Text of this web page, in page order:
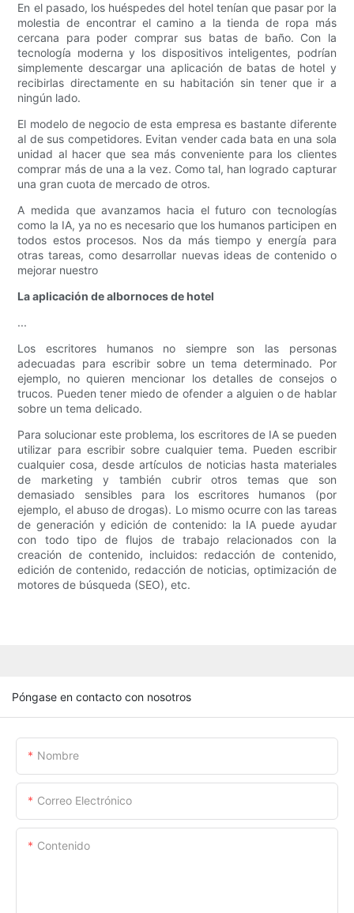
En el pasado, los huéspedes del hotel tenían que pasar por la
molestia de encontrar el camino a la tienda de ropa más
cercana para poder comprar sus batas de baño. Con la
tecnología moderna y los dispositivos inteligentes, podrían
simplemente descargar una aplicación de batas de hotel y
recibirlas directamente en su habitación sin tener que ir a
ningún lado.
El modelo de negocio de esta empresa es bastante diferente
al de sus competidores. Evitan vender cada bata en una sola
unidad al hacer que sea más conveniente para los clientes
comprar más de una a la vez. Como tal, han logrado capturar
una gran cuota de mercado de otros.
A medida que avanzamos hacia el futuro con tecnologías
como la IA, ya no es necesario que los humanos participen en
todos estos procesos. Nos da más tiempo y energía para
otras tareas, como desarrollar nuevas ideas de contenido o
mejorar nuestro
La aplicación de albornoces de hotel
...
Los escritores humanos no siempre son las personas
adecuadas para escribir sobre un tema determinado. Por
ejemplo, no quieren mencionar los detalles de consejos o
trucos. Pueden tener miedo de ofender a alguien o de hablar
sobre un tema delicado.
Para solucionar este problema, los escritores de IA se pueden
utilizar para escribir sobre cualquier tema. Pueden escribir
cualquier cosa, desde artículos de noticias hasta materiales
de marketing y también cubrir otros temas que son
demasiado sensibles para los escritores humanos (por
ejemplo, el abuso de drogas). Lo mismo ocurre con las tareas
de generación y edición de contenido: la IA puede ayudar
con todo tipo de flujos de trabajo relacionados con la
creación de contenido, incluidos: redacción de contenido,
edición de contenido, redacción de noticias, optimización de
motores de búsqueda (SEO), etc.
Póngase en contacto con nosotros
Nombre
Correo Electrónico
Contenido